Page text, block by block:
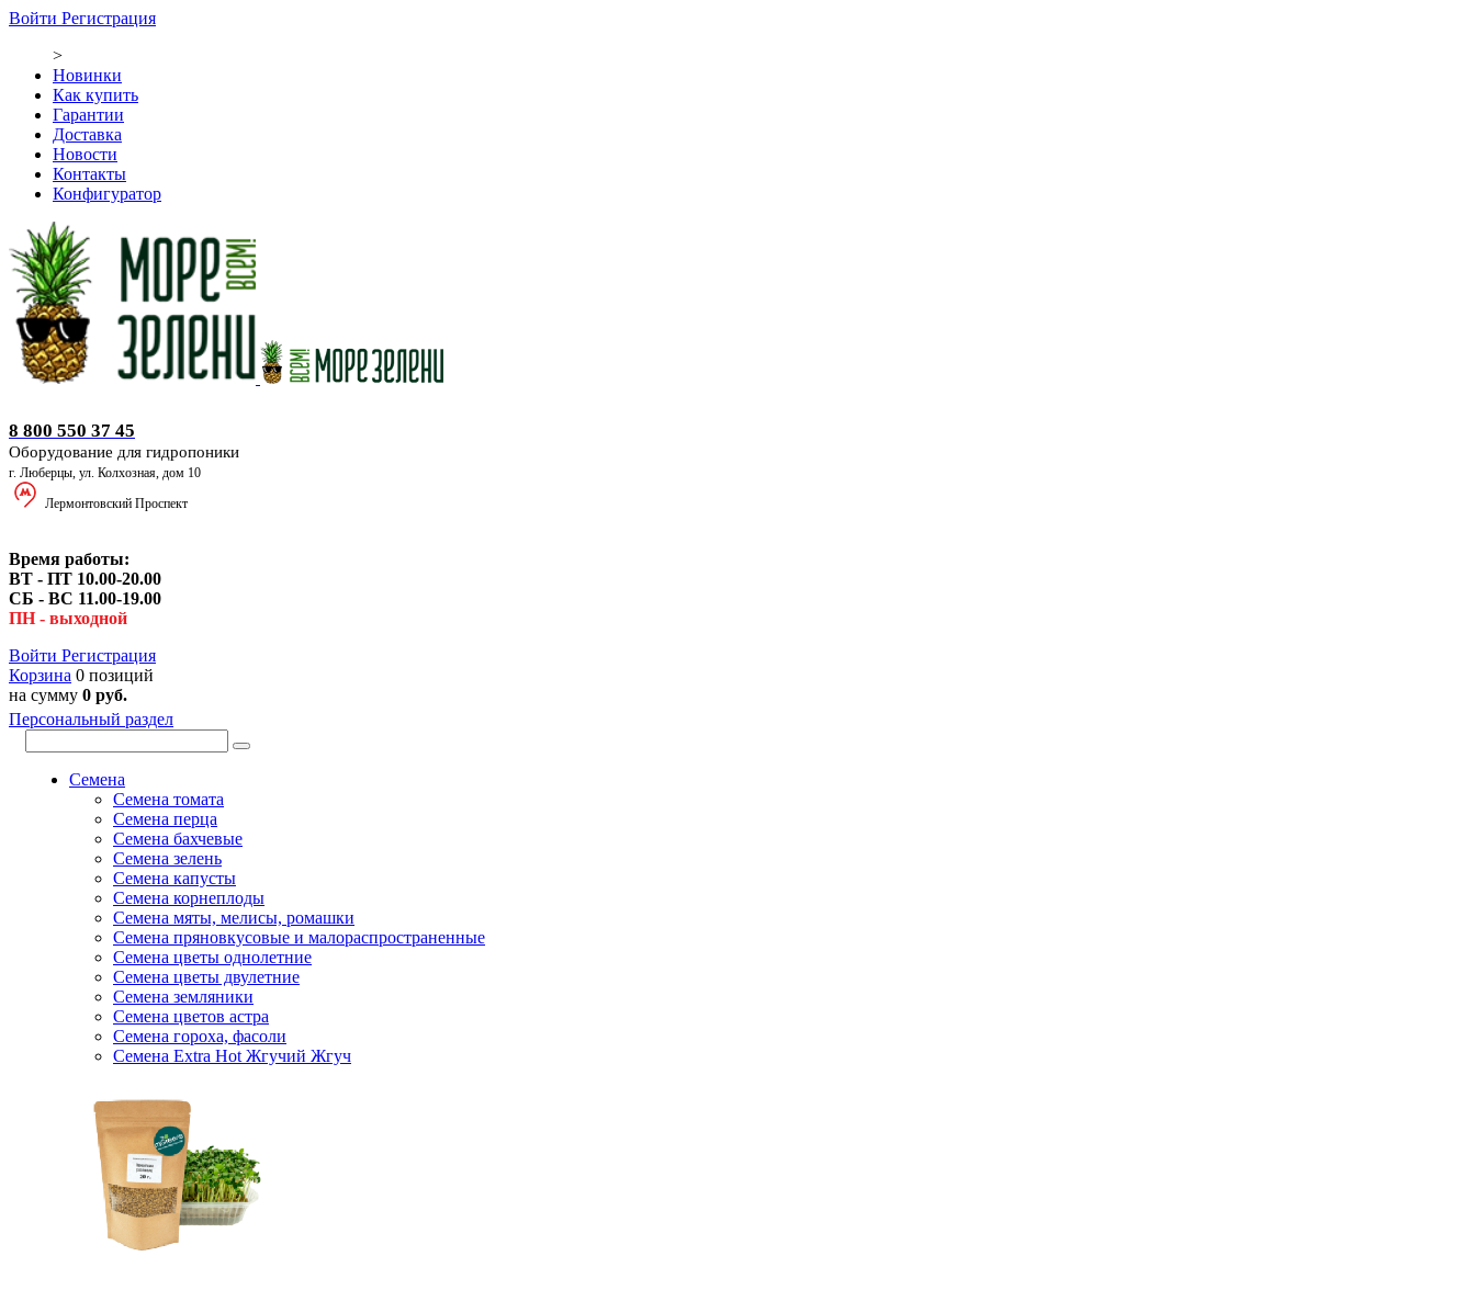
Войти Регистрация
>
Новинки
Как купить
Гарантии
Доставка
Новости
Контакты
Конфигуратор
8 800 550 37 45
Оборудование для гидропоники
г. Люберцы, ул. Колхозная, дом 10
Лермонтовский Проспект
Время работы:
ВТ - ПТ 10.00-20.00
СБ - ВС 11.00-19.00
ПН - выходной
Войти Регистрация
Корзина 0 позиций
на сумму 0 руб.
Персональный раздел
Семена
Семена томата
Семена перца
Семена бахчевые
Семена зелень
Семена капусты
Семена корнеплоды
Семена мяты, мелисы, ромашки
Семена пряновкусовые и малораспространенные
Семена цветы однолетние
Семена цветы двулетние
Семена земляники
Семена цветов астра
Семена гороха, фасоли
Семена Extra Hot Жгучий Жгуч